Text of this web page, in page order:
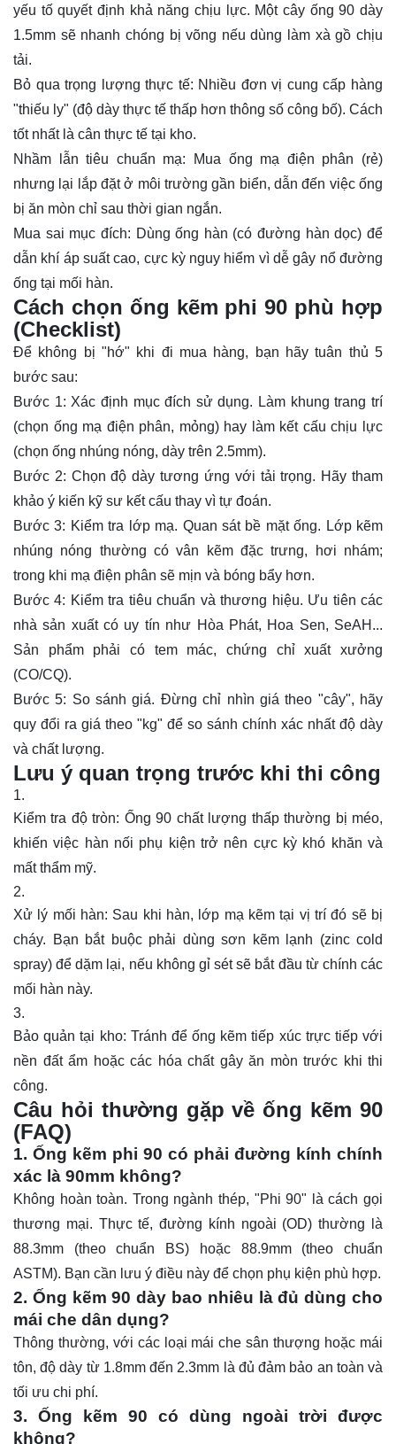
yếu tố quyết định khả năng chịu lực. Một cây ống 90 dày
1.5mm sẽ nhanh chóng bị võng nếu dùng làm xà gồ chịu
tải.
Bỏ qua trọng lượng thực tế: Nhiều đơn vị cung cấp hàng
"thiếu ly" (độ dày thực tế thấp hơn thông số công bố). Cách
tốt nhất là cân thực tế tại kho.
Nhầm lẫn tiêu chuẩn mạ: Mua ống mạ điện phân (rẻ)
nhưng lại lắp đặt ở môi trường gần biển, dẫn đến việc ống
bị ăn mòn chỉ sau thời gian ngắn.
Mua sai mục đích: Dùng ống hàn (có đường hàn dọc) để
dẫn khí áp suất cao, cực kỳ nguy hiểm vì dễ gây nổ đường
ống tại mối hàn.
Cách chọn ống kẽm phi 90 phù hợp
(Checklist)
Để không bị "hớ" khi đi mua hàng, bạn hãy tuân thủ 5
bước sau:
Bước 1: Xác định mục đích sử dụng. Làm khung trang trí
(chọn ống mạ điện phân, mỏng) hay làm kết cấu chịu lực
(chọn ống nhúng nóng, dày trên 2.5mm).
Bước 2: Chọn độ dày tương ứng với tải trọng. Hãy tham
khảo ý kiến kỹ sư kết cấu thay vì tự đoán.
Bước 3: Kiểm tra lớp mạ. Quan sát bề mặt ống. Lớp kẽm
nhúng nóng thường có vân kẽm đặc trưng, hơi nhám;
trong khi mạ điện phân sẽ mịn và bóng bẩy hơn.
Bước 4: Kiểm tra tiêu chuẩn và thương hiệu. Ưu tiên các
nhà sản xuất có uy tín như Hòa Phát, Hoa Sen, SeAH...
Sản phẩm phải có tem mác, chứng chỉ xuất xưởng
(CO/CQ).
Bước 5: So sánh giá. Đừng chỉ nhìn giá theo "cây", hãy
quy đổi ra giá theo "kg" để so sánh chính xác nhất độ dày
và chất lượng.
Lưu ý quan trọng trước khi thi công
Kiểm tra độ tròn: Ống 90 chất lượng thấp thường bị méo,
khiến việc hàn nối phụ kiện trở nên cực kỳ khó khăn và
mất thẩm mỹ.
Xử lý mối hàn: Sau khi hàn, lớp mạ kẽm tại vị trí đó sẽ bị
cháy. Bạn bắt buộc phải dùng sơn kẽm lạnh (zinc cold
spray) để dặm lại, nếu không gỉ sét sẽ bắt đầu từ chính các
mối hàn này.
Bảo quản tại kho: Tránh để ống kẽm tiếp xúc trực tiếp với
nền đất ẩm hoặc các hóa chất gây ăn mòn trước khi thi
công.
Câu hỏi thường gặp về ống kẽm 90
(FAQ)
1. Ống kẽm phi 90 có phải đường kính chính
xác là 90mm không?
Không hoàn toàn. Trong ngành thép, "Phi 90" là cách gọi
thương mại. Thực tế, đường kính ngoài (OD) thường là
88.3mm (theo chuẩn BS) hoặc 88.9mm (theo chuẩn
ASTM). Bạn cần lưu ý điều này để chọn phụ kiện phù hợp.
2. Ống kẽm 90 dày bao nhiêu là đủ dùng cho
mái che dân dụng?
Thông thường, với các loại mái che sân thượng hoặc mái
tôn, độ dày từ 1.8mm đến 2.3mm là đủ đảm bảo an toàn và
tối ưu chi phí.
3. Ống kẽm 90 có dùng ngoài trời được
không?